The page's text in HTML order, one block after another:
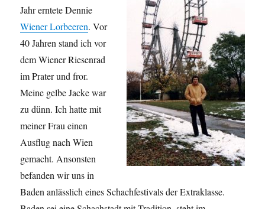
Jahr erntete Dennie
Wiener Lorbeeren. Vor
40 Jahren stand ich vor
dem Wiener Riesenrad
im Prater und fror.
Meine gelbe Jacke war
zu dünn. Ich hatte mit
meiner Frau einen
Ausflug nach Wien
gemacht. Ansonsten
befanden wir uns in
Baden anlässlich eines Schachfestivals der Extraklasse.